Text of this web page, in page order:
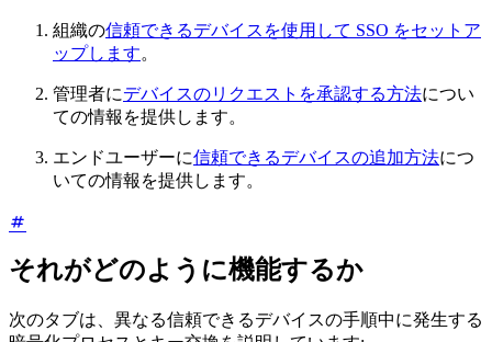
組織の信頼できるデバイスを使用して SSO をセットア
ップします。
管理者にデバイスのリクエストを承認する方法につい
ての情報を提供します。
エンドユーザーに信頼できるデバイスの追加方法につ
いての情報を提供します。
それがどのように機能するか
次のタブは、異なる信頼できるデバイスの手順中に発生する